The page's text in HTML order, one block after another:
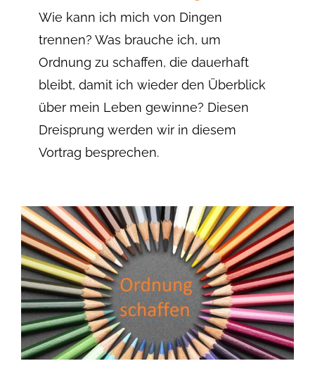
Wie kann ich mich von Dingen
trennen? Was brauche ich, um
Ordnung zu schaffen, die dauerhaft
bleibt, damit ich wieder den Überblick
über mein Leben gewinne? Diesen
Dreisprung werden wir in diesem
Vortrag besprechen.